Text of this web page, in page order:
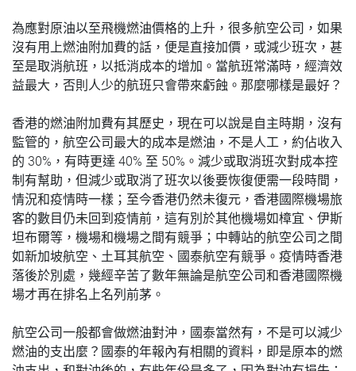
為應對原油以至飛機燃油價格的上升 ，很多航空公司 ， 如果
沒有用上燃油附加費的話，便是直接加價，或減少班次，甚
至是取消航班，以抵消成本的增加。當航班常滿時，經濟效
益最大，否則人少的航班只會帶來虧蝕。那麼哪樣是最好？
香港的燃油附加費有其歷史，現在可以說是自主時期，沒有
監管的，航空公司最大的成本是燃油，不是人工，約佔收入
的 30% ，有時更達 40% 至 50% 。減少或取消班次對成本控
制有幫助，但減少或取消了班次以後要恢復便需一段時間，
情況和疫情時一樣；至今香港仍然未復元，香港國際機場旅
客的數目仍未回到疫情前，這有別於其他機場如樟宜 、伊斯
坦布爾等，機場和機場之間有競爭；中轉站的航空公司之間
如新加坡航空、土耳其航空、國泰航空有競爭。疫情時香港
落後於別處，幾經辛苦了數年無論是航空公司和香港國際機
場才再在排名上名列前茅。
航空公司一般都會做燃油對沖，國泰當然有，不是可以減少
燃油的支出麼？國泰的年報內有相關的資料，即是原本的燃